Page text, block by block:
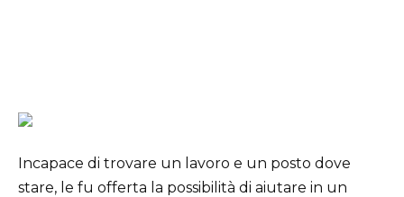
Incapace di trovare un lavoro e un posto dove
stare, le fu offerta la possibilità di aiutare in un